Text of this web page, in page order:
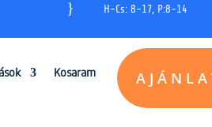
} H-Cs: 8-17, P:8-14
Kosaram